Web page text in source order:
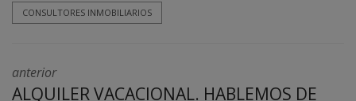
CONSULTORES INMOBILIARIOS
anterior
ALQUILER VACACIONAL. HABLEMOS DE